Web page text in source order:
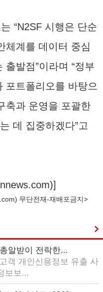
“N2SF 시행은 단순
체계를 데이터 중심
발점”이라며 “정부
포트폴리오를 바탕으
축과 운영을 포괄한
데 집중하겠다”고
)]
) 무단전재-재배포금지>
알받이 전락한...
객 개인신용정보 유출 사
보보...